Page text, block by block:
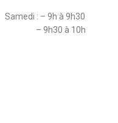
Samedi : – 9h à 9h30
– 9h30 à 10h